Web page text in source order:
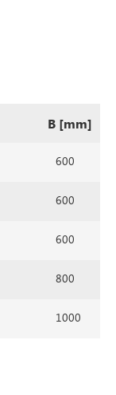
B [mm]
600
600
600
800
1000